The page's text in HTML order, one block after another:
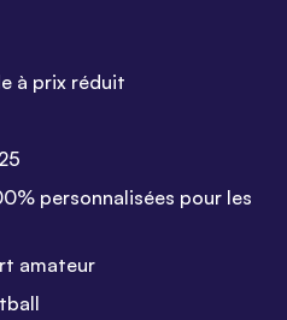
à prix réduit
personnalisées pour les
amateur